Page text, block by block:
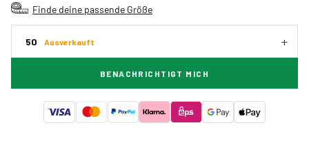
Finde deine passende Größe
50 Ausverkauft
BENACHRICHTIGT MICH